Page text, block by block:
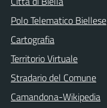
Polo Telematico Biellese
Cartografia
Territorio Virtuale
Stradario del Comune
Camandona-Wikipedia